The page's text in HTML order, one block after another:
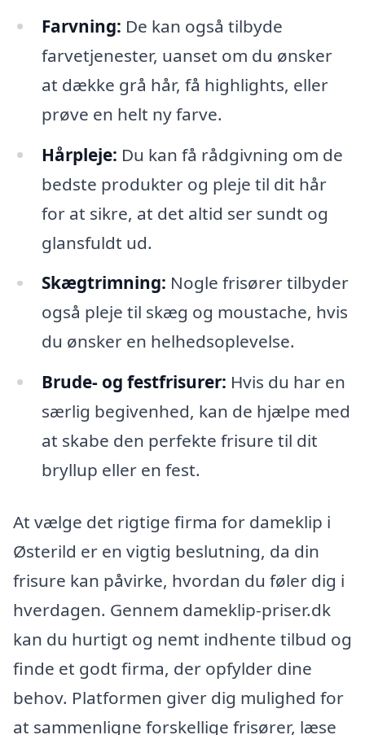
Farvning: De kan også tilbyde
farvetjenester, uanset om du ønsker
at dække grå hår, få highlights, eller
prøve en helt ny farve.
Hårpleje: Du kan få rådgivning om de
bedste produkter og pleje til dit hår
for at sikre, at det altid ser sundt og
glansfuldt ud.
Skægtrimning: Nogle frisører tilbyder
også pleje til skæg og moustache, hvis
du ønsker en helhedsoplevelse.
Brude- og festfrisurer: Hvis du har en
særlig begivenhed, kan de hjælpe med
at skabe den perfekte frisure til dit
bryllup eller en fest.
At vælge det rigtige firma for dameklip i
Østerild er en vigtig beslutning, da din
frisure kan påvirke, hvordan du føler dig i
hverdagen. Gennem dameklip-priser.dk
kan du hurtigt og nemt indhente tilbud og
finde et godt firma, der opfylder dine
behov. Platformen giver dig mulighed for
at sammenligne forskellige frisører, læse